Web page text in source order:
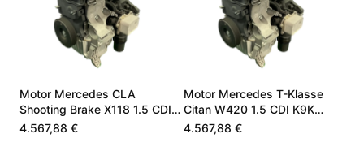
Motor Mercedes CLA
Shooting Brake X118 1.5 CDI
K9K
4.567,88 €
Motor Mercedes T-Klasse
Citan W420 1.5 CDI K9K
OM608
4.567,88 €